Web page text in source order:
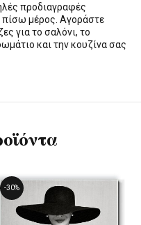
προδιαγραφές
πίσω μέρος. Αγοράστε
για το σαλόνι, το
και την κουζίνα σας
-30%